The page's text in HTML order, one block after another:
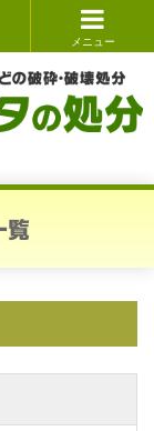
メニュー
覧